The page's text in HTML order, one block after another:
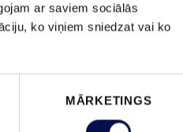
ar saviem sociālās
ko viņiem sniedzat vai ko
MĀRKETINGS
BROŠŪRU